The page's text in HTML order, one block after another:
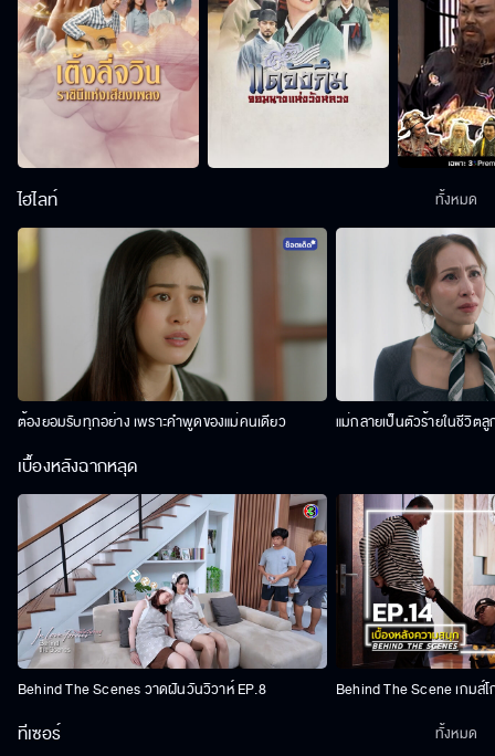
ไฮไลท์
ต้องยอมรับทุกอย่าง เพราะคำพูดของแม่คนเดียว แม่กลายเป็นตัวร้ายในชีวิตลู
ทั้งหมด
เบื้องหลังฉากหลุด
Behind The Scenes วาดฝันวันวิวาห์ EP.8 Behind The Scene เกมส์
ทีเซอร์ ทั้งหมด